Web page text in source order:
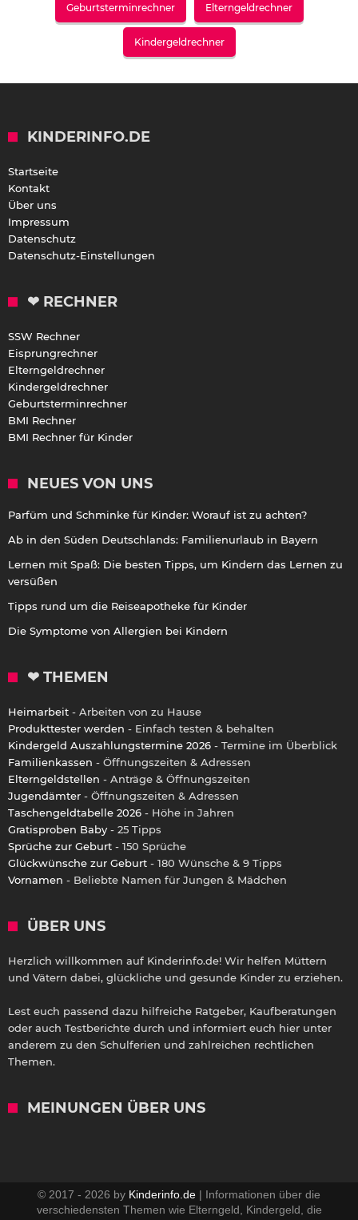
Geburtsterminrechner Elterngeldrechner
Kindergeldrechner
KINDERINFO.DE
Startseite
Kontakt
Über uns
Impressum
Datenschutz
Datenschutz-Einstellungen
❤ RECHNER
SSW Rechner
Eisprungrechner
Elterngeldrechner
Kindergeldrechner
Geburtsterminrechner
BMI Rechner
BMI Rechner für Kinder
NEUES VON UNS
Parfüm und Schminke für Kinder: Worauf ist zu achten?
Ab in den Süden Deutschlands: Familienurlaub in Bayern
Lernen mit Spaß: Die besten Tipps, um Kindern das Lernen zu
versüßen
Tipps rund um die Reiseapotheke für Kinder
Die Symptome von Allergien bei Kindern
❤ THEMEN
Heimarbeit - Arbeiten von zu Hause
Produkttester werden - Einfach testen & behalten
Kindergeld Auszahlungstermine 2026 - Termine im Überblick
Familienkassen - Öffnungszeiten & Adressen
Elterngeldstellen - Anträge & Öffnungszeiten
Jugendämter - Öffnungszeiten & Adressen
Taschengeldtabelle 2026 - Höhe in Jahren
Gratisproben Baby - 25 Tipps
Sprüche zur Geburt - 150 Sprüche
Glückwünsche zur Geburt - 180 Wünsche & 9 Tipps
Vornamen - Beliebte Namen für Jungen & Mädchen
ÜBER UNS
Herzlich willkommen auf Kinderinfo.de! Wir helfen Müttern
und Vätern dabei, glückliche und gesunde Kinder zu erziehen.
Lest euch passend dazu hilfreiche Ratgeber, Kaufberatungen
oder auch Testberichte durch und informiert euch hier unter
anderem zu den Schulferien und zahlreichen rechtlichen
Themen.
MEINUNGEN ÜBER UNS
© 2017 - 2026 by Kinderinfo.de | Informationen über die
verschiedensten Themen wie Elterngeld, Kindergeld, die